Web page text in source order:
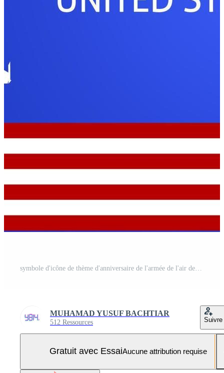
MUHAMAD YUSUF BACHTIAR
512 Ressources Suivre
Gratuit avec EssaiAucune attribution requise